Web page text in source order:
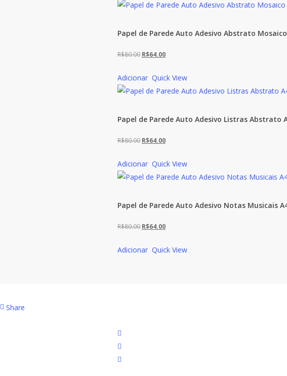
era:
é:
Papel de Parede Auto Adesivo Abstrato
R$80.00 O
original
era:
R$64.00O
atual
é:
Adicionar Quick View
Papel de Parede Auto Adesivo Listras Abstrato
R$80.00 O
original
era:
R$64.00O
atual
é:
Adicionar Quick View
Papel de Parede Auto Adesivo Notas Musicais
R$80.00 O
original
R$64.00O
atual
Adicionar Quick View
Share
facebook
instagram
email